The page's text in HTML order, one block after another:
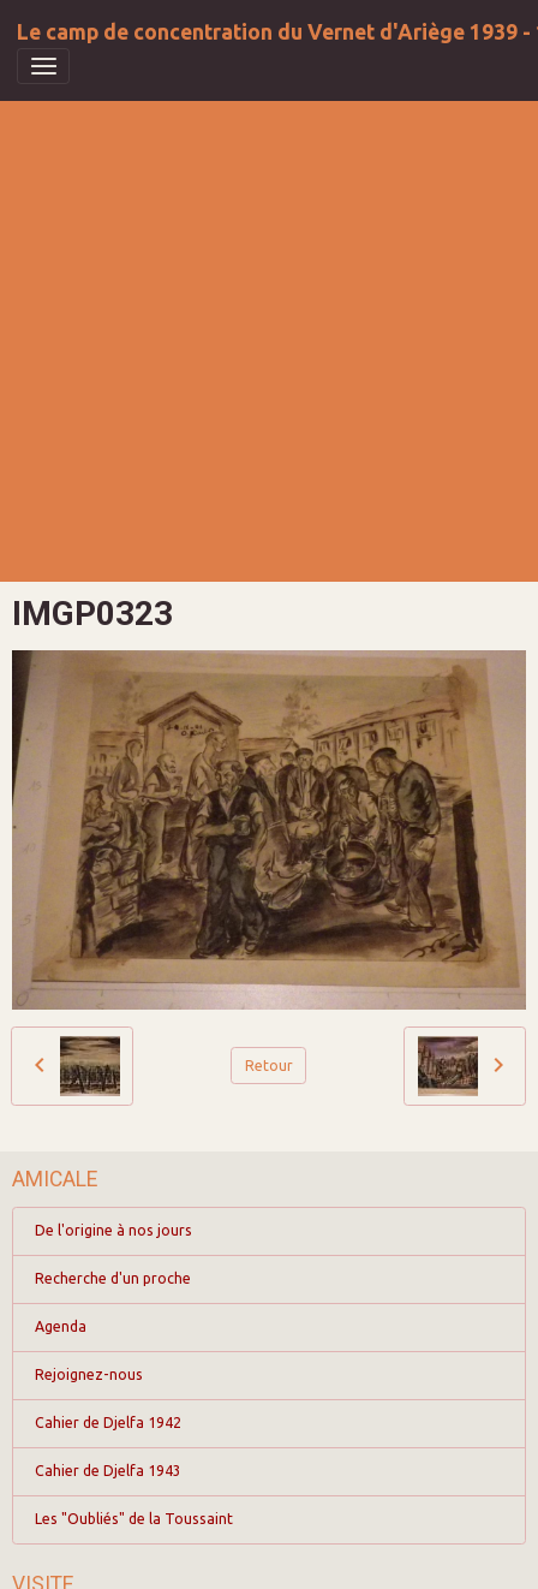
Le camp de concentration du Vernet d'Ariège 1939 -
IMGP0323
Retour
AMICALE
De l'origine à nos jours
Recherche d'un proche
Agenda
Rejoignez-nous
Cahier de Djelfa 1942
Cahier de Djelfa 1943
Les "Oubliés" de la Toussaint
VISITE